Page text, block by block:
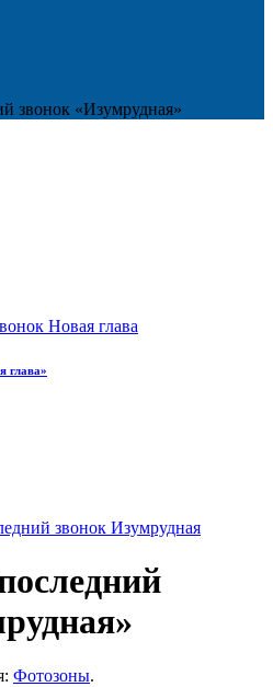
звонок «Изумрудная»
глава»
Фотозоны.